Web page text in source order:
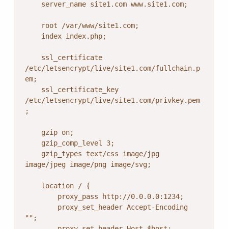
/etc/letsencrypt/live/site1.com/fullchain.p
em;
/etc/letsencrypt/live/site1.com/privkey.pem
;
image/jpeg image/png image/svg;
"";